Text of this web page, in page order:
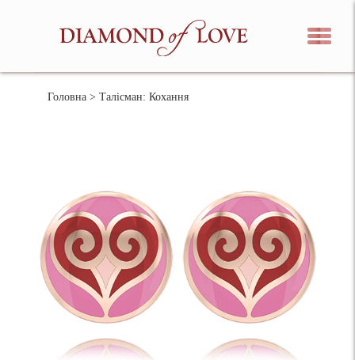
Головна > Талісман: Кохання